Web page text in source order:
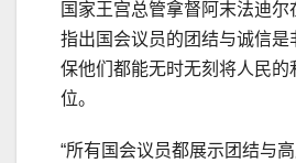
国家王宫总管拿督阿末法迪
指出国会议员的团结与诚信是
保他们都能无时无刻将人民的
位。
“所有国会议员都展示团结与